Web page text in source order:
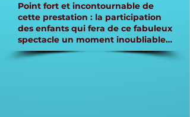
Point fort et incontournable de
cette prestation : la participation
des enfants qui fera de ce fabuleux
spectacle un moment inoubliable…